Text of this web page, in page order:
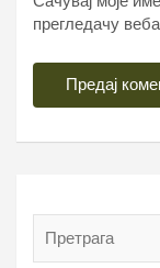
прегледачу